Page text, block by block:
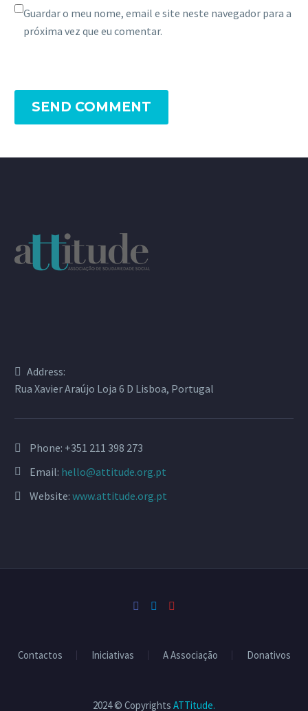
Guardar o meu nome, email e site neste navegador para a
próxima vez que eu comentar.
SEND COMMENT
Address:
Rua Xavier Araújo Loja 6 D Lisboa, Portugal
Phone: +351 211 398 273
Email: hello@attitude.org.pt
Website: www.attitude.org.pt
Contactos Iniciativas A Associação Donativos
2024 © Copyrights ATTitude.